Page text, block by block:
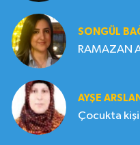
SONGÜL
RAMAZAN
AYŞE
Çocukta